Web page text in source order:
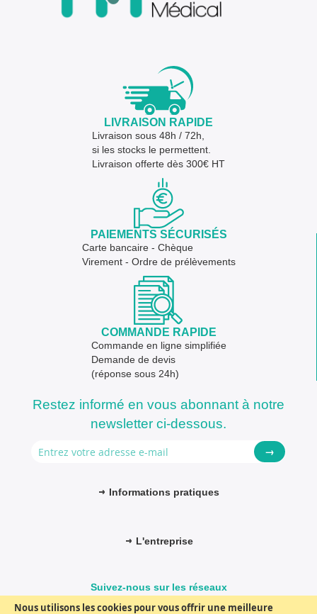
Nous utilisons les cookies pour vous offrir une meilleure
LIVRAISON RAPIDE
Livraison sous 48h / 72h,
si les stocks le permettent.
Livraison offerte dès 300€ HT
PAIEMENTS SÉCURISÉS
Carte bancaire - Chèque
Virement - Ordre de prélèvements
COMMANDE RAPIDE
Commande en ligne simplifiée
Demande de devis
(réponse sous 24h)
Restez informé en vous abonnant à notre
newsletter ci-dessous.
→
Informations pratiques
L'entreprise
Suivez-nous sur les réseaux